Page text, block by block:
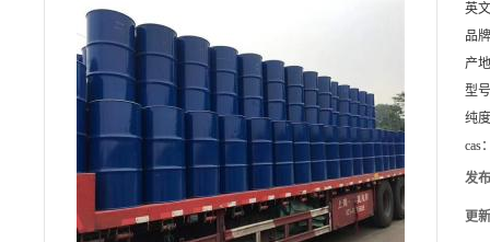
英
品
产
型
纯
cas
发
更